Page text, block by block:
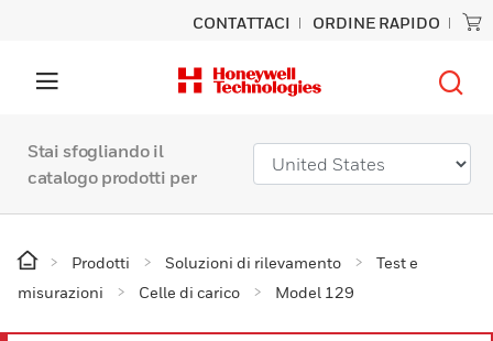
CONTATTACI ORDINE RAPIDO
Stai sfogliando il
catalogo prodotti per
Prodotti Soluzioni di rilevamento
Test e
misurazioni
Celle di carico Model 129